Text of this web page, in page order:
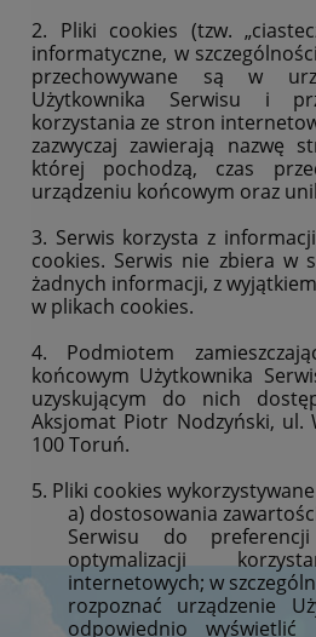
2. Pliki cookies (tzw.
informatyczne, w
przechowywane są w
Użytkownika Serwisu i
korzystania ze stron
zazwyczaj zawierają nazwę
której pochodzą, czas
urządzeniu końcowym oraz
3. Serwis korzysta z
cookies. Serwis nie zbiera w
żadnych informacji, z
w plikach cookies.
4. Podmiotem
końcowym Użytkownika
uzyskującym do nich
Aksjomat Piotr Nodzyński, ul.
100 Toruń.
5. Pliki cookies
a) dostosowania
Serwisu do
optymalizacji
internetowych; w
rozpoznać urządzenie
odpowiednio